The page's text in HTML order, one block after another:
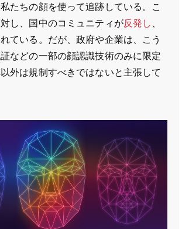
たちの顔を使って追跡している。こ
し、国中のコミュニティが反発し 、
ている。だが、政府や企業は、こう
などの一部の顔認識技術のみに限定
外は規制すべきではないと主張して